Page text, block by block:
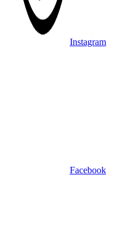
Instagram
Facebook